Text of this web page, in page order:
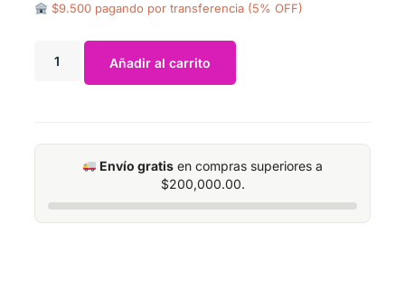
$9.500 pagando por transferencia (5% OFF)
Añadir al carrito
Envío gratis en compras superiores a
$200,000.00.